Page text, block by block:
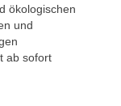
ökologischen
und
ab sofort